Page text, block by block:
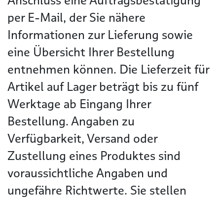
per E-Mail, der Sie nähere
Informationen zur Lieferung sowie
eine Übersicht Ihrer Bestellung
entnehmen können. Die Lieferzeit für
Artikel auf Lager beträgt bis zu fünf
Werktage ab Eingang Ihrer
Bestellung. Angaben zu
Verfügbarkeit, Versand oder
Zustellung eines Produktes sind
voraussichtliche Angaben und
ungefähre Richtwerte. Sie stellen